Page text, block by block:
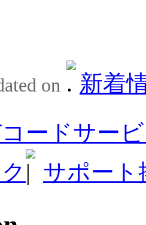
on
新着
ードサー
サポート